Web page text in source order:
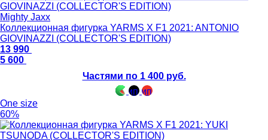
Mighty Jaxx
Коллекционная фигурка YARMS X F1 2021: ANTONIO
GIOVINAZZI (COLLECTOR'S EDITION)
13 990
5 600
Частями по 1 400 руб.
One size
60%